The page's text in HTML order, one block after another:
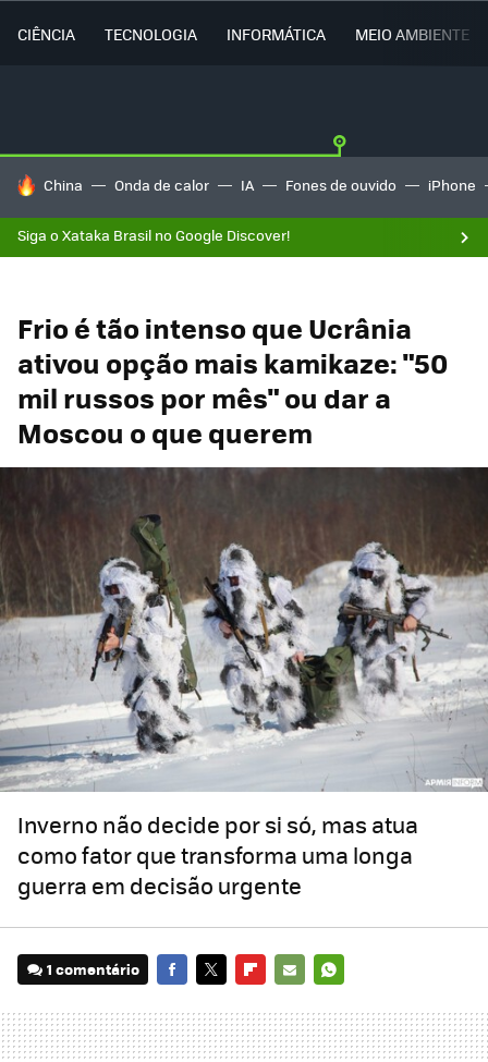
CIÊNCIA TECNOLOGIA INFORMÁTICA MEIO AMBIENTE
TENDÊNCIAS DO DIA
China Onda de calor IA Fones de ouvido iPhone
Siga o Xataka Brasil no Google Discover!
Frio é tão intenso que Ucrânia
ativou opção mais kamikaze: "50
mil russos por mês" ou dar a
Moscou o que querem
Inverno não decide por si só, mas atua
como fator que transforma uma longa
guerra em decisão urgente
1 comentário
MAIL